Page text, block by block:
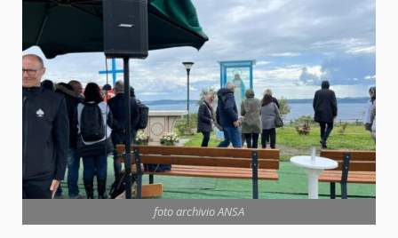
foto archivio ANSA